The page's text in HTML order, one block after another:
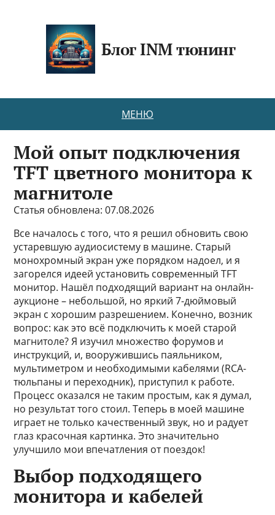
Блог INM тюнинг
МЕНЮ
Мой опыт подключения
TFT цветного монитора к
магнитоле
Статья обновлена: 07.08.2026
Все началось с того, что я решил обновить свою
устаревшую аудиосистему в машине. Старый
монохромный экран уже порядком надоел, и я
загорелся идеей установить современный TFT
монитор. Нашёл подходящий вариант на онлайн-
аукционе – небольшой, но яркий 7-дюймовый
экран с хорошим разрешением. Конечно, возник
вопрос: как это всё подключить к моей старой
магнитоле? Я изучил множество форумов и
инструкций, и, вооружившись паяльником,
мультиметром и необходимыми кабелями (RCA-
тюльпаны и переходник), приступил к работе.
Процесс оказался не таким простым, как я думал,
но результат того стоил. Теперь в моей машине
играет не только качественный звук, но и радует
глаз красочная картинка. Это значительно
улучшило мои впечатления от поездок!
Выбор подходящего
монитора и кабелей